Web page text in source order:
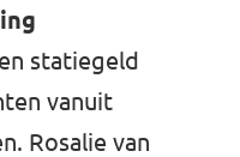
statiegeld
vanuit
Rosalie van